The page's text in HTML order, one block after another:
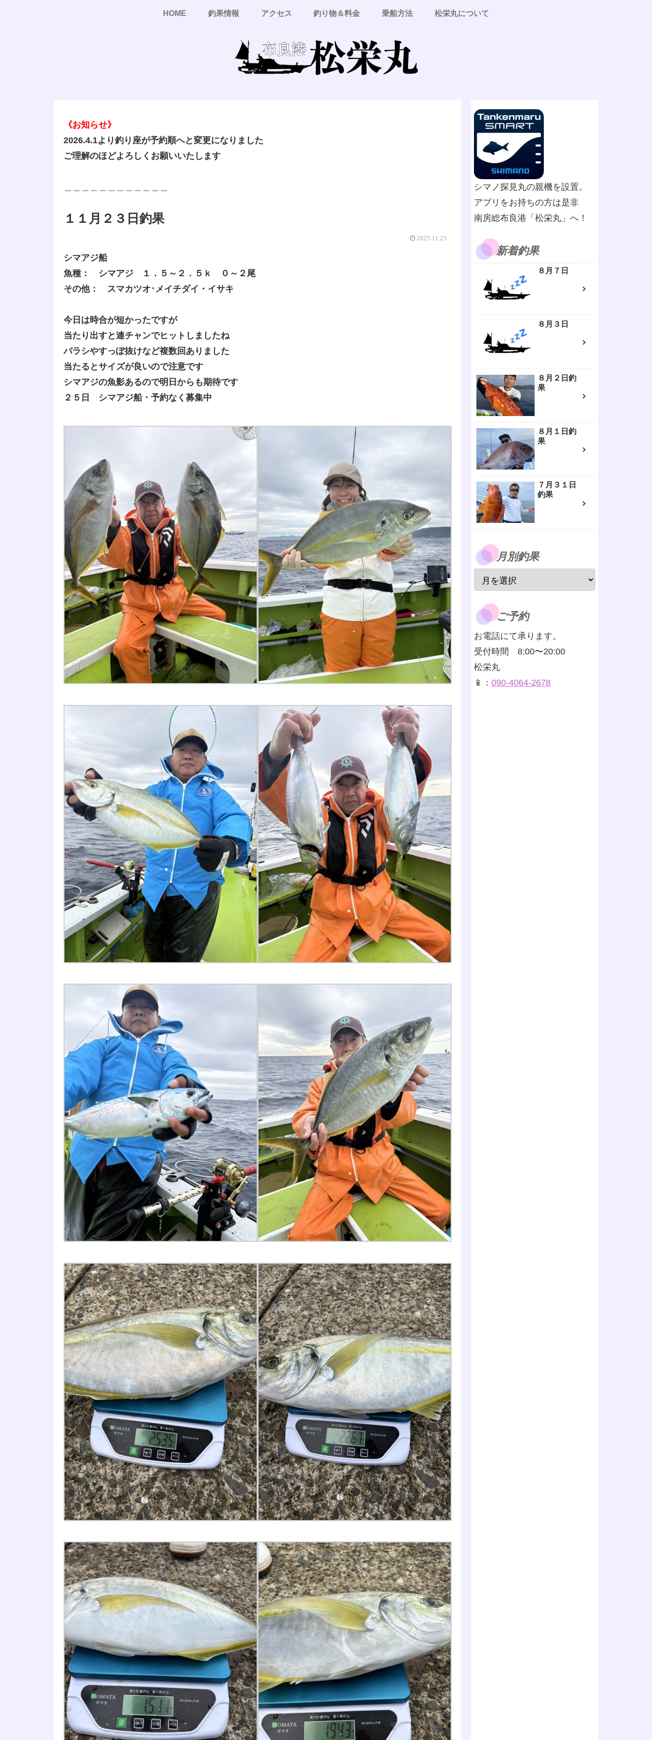
HOME 釣果情報 アクセス 釣り物＆料金 乗船方法 松栄丸について
《お知らせ》
2026.4.1より釣り座が予約順へと変更になりました
ご理解のほどよろしくお願いいたします
１１月２３日釣果
2025.11.23
シマアジ船
魚種： シマアジ １．５～２．５ｋ ０～２尾
その他： スマカツオ･メイチダイ・イサキ
今日は時合が短かったですが
当たり出すと連チャンでヒットしましたね
バラシやすっぽ抜けなど複数回ありました
当たるとサイズが良いので注意です
シマアジの魚影あるので明日からも期待です
２５日 シマアジ船・予約なく募集中
シマノ探見丸の親機を設置。
アプリをお持ちの方は是非
南房総布良港「松栄丸」へ！
新着釣果
８月７日
８月３日
８月２日釣
果
８月１日釣
果
７月３１日
釣果
月別釣果
ご予約
お電話にて承ります。
受付時間 8:00〜20:00
松栄丸
📱： 090-4064-2678